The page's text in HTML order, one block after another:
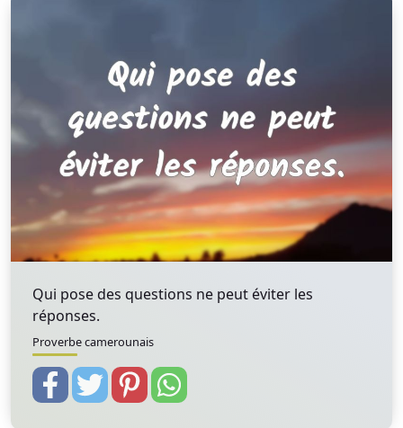
Qui pose des questions ne peut éviter les
réponses.
Proverbe camerounais